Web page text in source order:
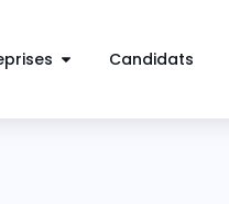
Candidats